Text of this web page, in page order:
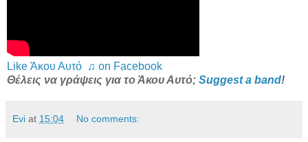
Like Άκου Αυτό ♫ on Facebook
Θέλεις να γράψεις για το Άκου Αυτό; Suggest a band!
Evi at 15:04 No comments: